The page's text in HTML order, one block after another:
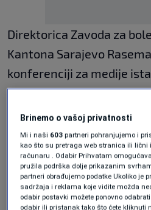
Direktorica Zavoda za
Kantona Sarajevo
konferenciji za medije
tih pacijenata starije
prošli su kroz ratne i
supstituciona terapija za
rehabilitaciji, očuvanju
društvo.
Osobe koje se liječe od
Brinemo o vašoj privatnosti
Mi i naši 603 partneri pohranjujemo i
kao što su pretraga web stranica ili lični
računaru . Odabir Prihvatam
pružila podrška dolje prikazanim
partneri obrađujemo podatke Ukoliko je
sadržaja i reklama koje vidite možda
odabir postavki možete ponovno
odabir ili pristanak tako što ćete kliknuti